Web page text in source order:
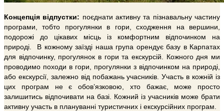
Концепція відпустки: поєднати активну та пізнавальну частину
програми, тобто прогулянки в гори, сходження на вершини,
подорожі до цікавих місць із комфортним відпочинком на
природі. В кожному заїзді наша група орендує базу в Карпатах
для відпочинку, прогулянок в гори та екскурсій. Кожного дня ми
проводимо походи в гори, прогулянки з відпочинком на природі,
або екскурсії, залежно від побажань учасників. Участь в кожній із
цих програм не є обов’язковою, хто бажає, може просто
залишитись відпочивати на базі. Кожний із учасників може брати
активну участь в плануванні туристичних і екскурсійних програм.